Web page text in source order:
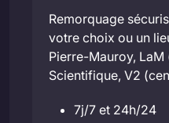
Remorquage
votre choix ou un
Pierre-Mauroy, LaM
Scientifique, V2
7j/7 et 24h/24